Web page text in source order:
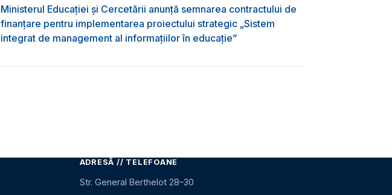
Ministerul Educației și Cercetării anunță semnarea contractului de
finanțare pentru implementarea proiectului strategic „Sistem
integrat de management al informațiilor în educație”
ADRESĂ // TELEFOANE
Str. General Berthelot 28–30